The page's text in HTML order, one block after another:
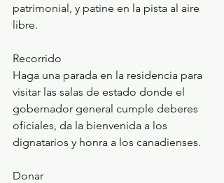
patrimonial, y patine en la pista al aire
libre.
Recorrido
Haga una parada en la residencia para
visitar las salas de estado donde el
gobernador general cumple deberes
oficiales, da la bienvenida a los
dignatarios y honra a los canadienses.
Donar